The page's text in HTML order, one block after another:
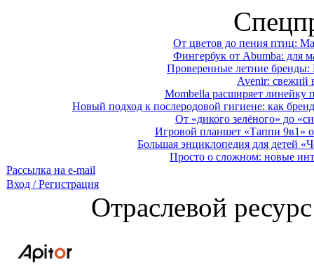
От цветов до пения птиц:
Фингербук от Abumba: для
Проверенные летние
Avenir: свежий
Mombella расширяет линейку
Новый подход к послеродовой гигиене: как
От «дикого зелёного» до
Игровой планшет «Таппи 9в1»
Большая энциклопедия для детей
Просто о сложном: новые
Рассылка на e-mail
Вход / Регистрация
Отраслевой